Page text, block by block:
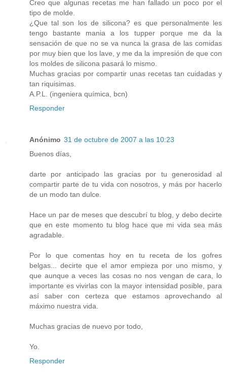
Creo que algunas recetas me han fallado un poco por el
tipo de molde.
¿Que tal son los de silicona? es que personalmente les
tengo bastante mania a los tupper porque me da la
sensación de que no se va nunca la grasa de las comidas
por muy bien que los lave, y me da la impresión de que con
los moldes de silicona pasará lo mismo.
Muchas gracias por compartir unas recetas tan cuidadas y
tan riquisimas.
A.P.L. (ingeniera química, bcn)
Responder
Anónimo 31 de octubre de 2007 a las 10:23
Buenos días,
darte por anticipado las gracias por tu generosidad al
compartir parte de tu vida con nosotros, y más por hacerlo
de un modo tan dulce.
Hace un par de meses que descubrí tu blog, y debo decirte
que en este momento tu blog hace que mi vida sea más
agradable.
Por lo que comentas hoy en tu receta de los gofres
belgas... decirte que el amor empieza por uno mismo, y
que aunque a veces las cosas no nos vengan de cara, lo
importante es vivirlas con la mayor intensidad posible, para
así saber con certeza que estamos aprovechando al
máximo nuestra vida.
Muchas gracias de nuevo por todo,
Yo.
Responder